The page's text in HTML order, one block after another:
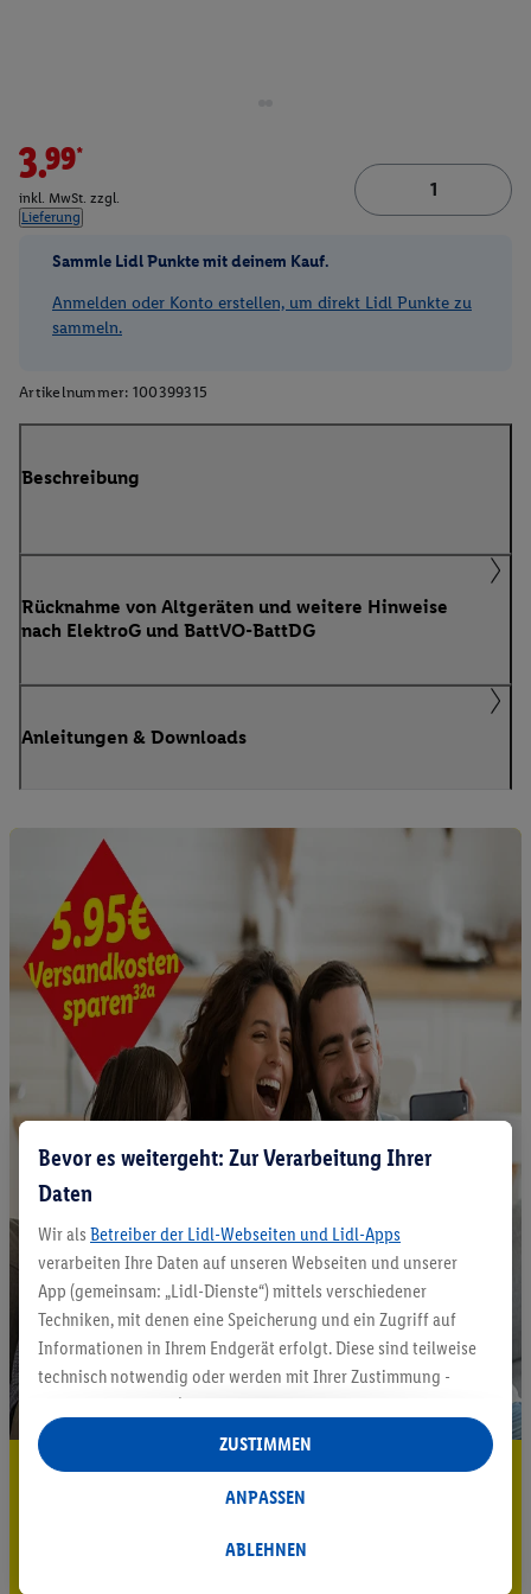
3.99*
inkl. MwSt. zzgl.
Lieferung
Sammle Lidl Punkte mit deinem Kauf.
Anmelden oder Konto erstellen, um direkt Lidl Punkte zu
sammeln.
Artikelnummer: 100399315
Beschreibung
Rücknahme von Altgeräten und weitere Hinweise
nach ElektroG und BattVO-BattDG
Anleitungen & Downloads
5.95 € Versand sparen³²ᵃ
Bevor es weitergeht: Zur Verarbeitung Ihrer
Daten
Wir als Betreiber der Lidl-Webseiten und Lidl-Apps
verarbeiten Ihre Daten auf unseren Webseiten und unserer
App (gemeinsam: „Lidl-Dienste“) mittels verschiedener
Techniken, mit denen eine Speicherung und ein Zugriff auf
Informationen in Ihrem Endgerät erfolgt. Diese sind teilweise
technisch notwendig oder werden mit Ihrer Zustimmung -
auch durch Partner (u.a.
Verantwortliche; im Zusammenhang mit dem IAB TCF
insgesamt
Statistik-Erstellung oder für personalisierte Werbung
Datenverarbeitungen für personalisierte Werbung werden
ABLEHNEN
ANPASSEN
ZUSTIMMEN